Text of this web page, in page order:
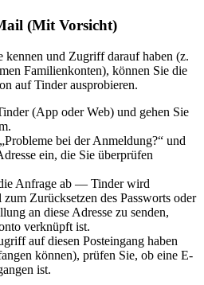
(Mit Vorsicht)
kennen und Zugriff darauf haben (z.
Familienkonten), können Sie die
auf Tinder ausprobieren.
(App oder Web) und gehen Sie
bei der Anmeldung?“ und
ein, die Sie überprüfen
Anfrage ab — Tinder wird
Zurücksetzen des Passworts oder
an diese Adresse zu senden,
verknüpft ist.
auf diesen Posteingang haben
können), prüfen Sie, ob eine E-
ist.